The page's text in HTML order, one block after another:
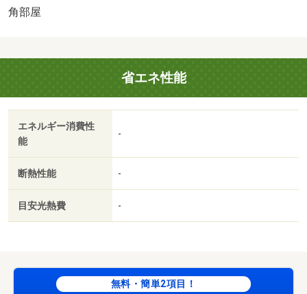
／単身者相談／冷蔵庫／仲介手数料不要／二人入居相談／
山市立伊島小学校（小学校）まで８５９ｍ／岡山市立京山
中学校（中学校）まで８６９ｍ／あゆみ保育園（幼稚園・
保育園）まで１４４２ｍ／岡山県立烏城高校（高校・高
専）まで５９７ｍ／岡山市北区役所（役所）まで４０４７
ｍ／京山郵便局（郵便局）まで５３９ｍ
角部屋
省エネ性能
エネルギー消費性
能
-
断熱性能 -
目安光熱費 -
無料・簡単2項目！